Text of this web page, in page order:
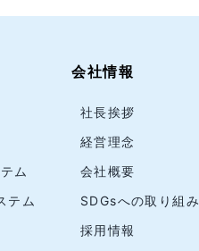
ム
テム
会社情報
社長挨拶
経営理念
会社概要
SDGsへの取り組み
採用情報